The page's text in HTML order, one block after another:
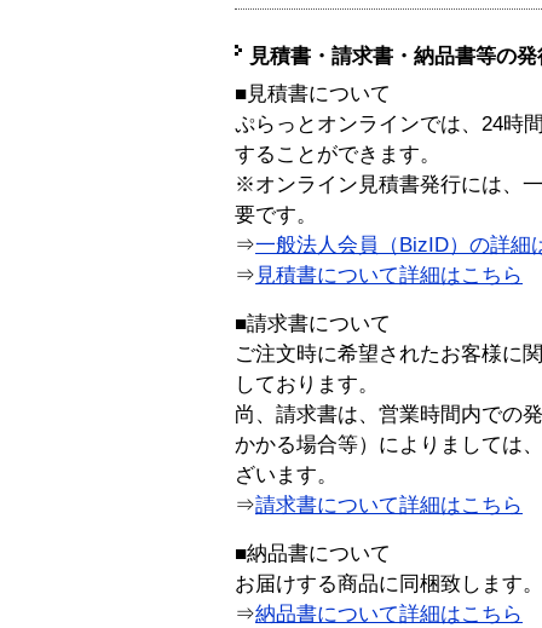
見積書・請求書・納品書等の
■見積書について
ぷらっとオンラインでは、24時
することができます。
※オンライン見積書発行には、
要です。
⇒一般法人会員（BizID）の詳細
⇒ 見積書について詳細はこちら
■請求書について
ご注文時に希望されたお客様に
しております。
尚、請求書は、営業時間内での
かかる場合等）によりましては
ざいます。
⇒請求書について詳細はこちら
■納品書について
お届けする商品に同梱致します。
⇒納品書について詳細はこちら